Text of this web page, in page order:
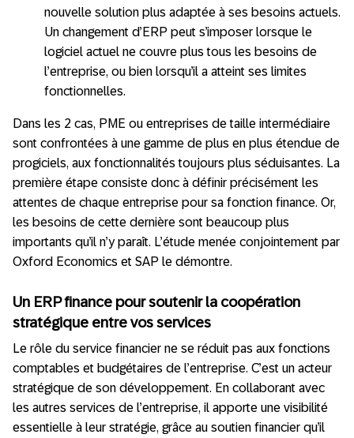
nouvelle solution plus adaptée à ses besoins actuels.
Un changement d’ERP peut s’imposer lorsque le
logiciel actuel ne couvre plus tous les besoins de
l’entreprise, ou bien lorsqu’il a atteint ses limites
fonctionnelles.
Dans les 2 cas, PME ou entreprises de taille intermédiaire
sont confrontées à une gamme de plus en plus étendue de
progiciels, aux fonctionnalités toujours plus séduisantes. La
première étape consiste donc à définir précisément les
attentes de chaque entreprise pour sa fonction finance. Or,
les besoins de cette dernière sont beaucoup plus
importants qu’il n’y paraît. L’étude menée conjointement par
Oxford Economics et SAP le démontre.
Un ERP finance pour soutenir la coopération
stratégique entre vos services
Le rôle du service financier ne se réduit pas aux fonctions
comptables et budgétaires de l’entreprise. C’est un acteur
stratégique de son développement. En collaborant avec
les autres services de l’entreprise, il apporte une visibilité
essentielle à leur stratégie, grâce au soutien financier qu’il